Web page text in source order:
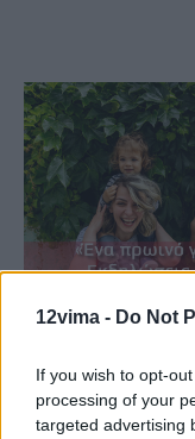
12vima - Do Not
If you wish to opt-
processing of your
targeted advertising